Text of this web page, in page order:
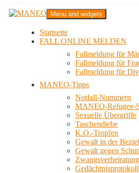
Zum
InhaltMANEO
Das schwule Anti-Gewalt-Projekt in Berlin
Menu and widgets
Startseite
FALL ONLINE MELDEN
Fallmeldung für
Fallmeldung für
Fallmeldung für
MANEO-Tipps
Notfall-Nummern
MANEO-Refugee-
Sexuelle Übergriffe
Taschendiebe
K.O.-Tropfen
Gewalt in der
Gewalt gegen
Zwangsverheiratung
Gedächtnisprotokoll